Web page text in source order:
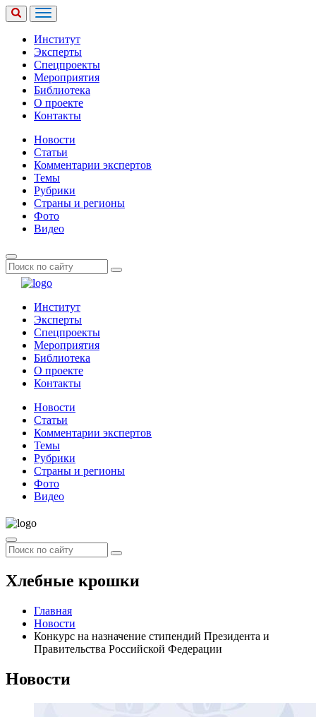
Институт
Эксперты
Спецпроекты
Мероприятия
Библиотека
О проекте
Контакты
Новости
Статьи
Комментарии экспертов
Темы
Рубрики
Страны и регионы
Фото
Видео
Институт
Эксперты
Спецпроекты
Мероприятия
Библиотека
О проекте
Контакты
Новости
Статьи
Комментарии экспертов
Темы
Рубрики
Страны и регионы
Фото
Видео
Хлебные крошки
Главная
Новости
Конкурс на назначение стипендий Президента и
Правительства Российской Федерации
Новости